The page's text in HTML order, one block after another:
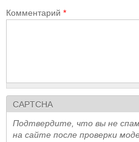
Комментарий *
CAPTCHA
Подтвердите, что вы не
на сайте после проверки